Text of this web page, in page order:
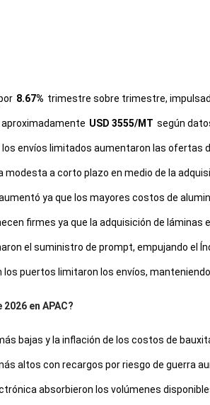
8.67% trimestre sobre trimestre,
aproximadamente USD 3555/MT según
envíos limitados aumentaron las ofertas
a corto plazo en medio de la
ya que los mayores costos de
firmes ya que la adquisición de
el suministro de prompt, empujando el
puertos limitaron los envíos,
en APAC?
bajas y la inflación de los costos de
altos con recargos por riesgo de guerra
absorbieron los volúmenes